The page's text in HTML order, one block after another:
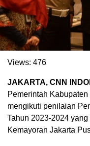
Views: 476
JAKARTA, CNN
Pemerintah
mengikuti penilaian
Tahun 2023-2024
Kemayoran Jakarta
. Ukuran gambar